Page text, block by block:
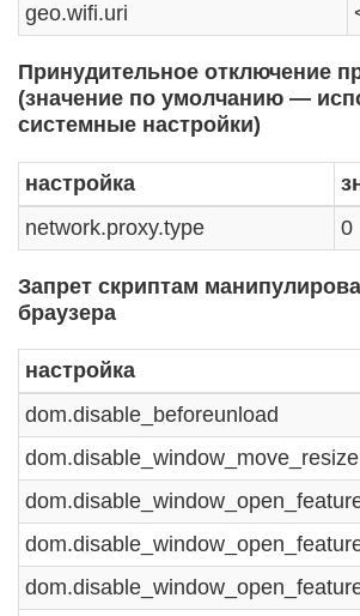
geo.wifi.uri
Принудительное отключение
(значение по умолчанию —
системные настройки)
настройка
network.proxy.type
0
Запрет скриптам
браузера
настройка
dom.disable_beforeunload
dom.disable_window_move_resize